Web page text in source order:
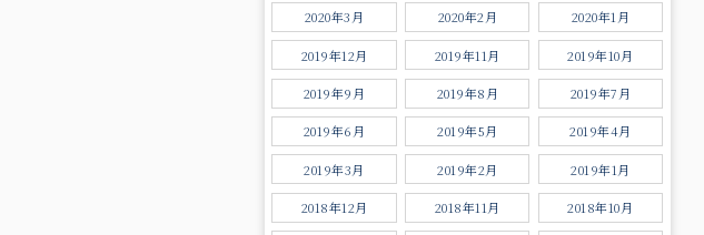
2020年3月 2020年2月 2020年1月
2019年12月 2019年11月 2019年10月
2019年9月 2019年8月 2019年7月
2019年6月 2019年5月 2019年4月
2019年3月 2019年2月 2019年1月
2018年12月 2018年11月 2018年10月